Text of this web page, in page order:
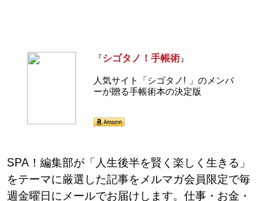
『シゴタノ！手帳術』
人気サイト「シゴタノ! 」のメンバ
ーが贈る手帳術本の決定版
SPA！編集部が「人生後半を賢く楽しく生きる」
をテーマに厳選した記事をメルマガ会員限定で毎
週金曜日にメールでお届けします。仕事・お金・